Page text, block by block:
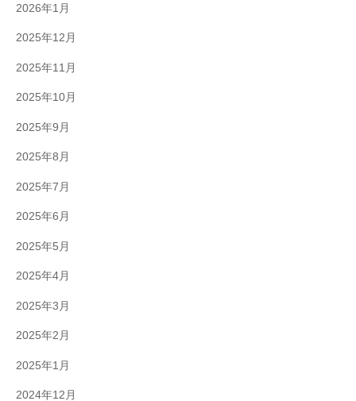
2026年1月
2025年12月
2025年11月
2025年10月
2025年9月
2025年8月
2025年7月
2025年6月
2025年5月
2025年4月
2025年3月
2025年2月
2025年1月
2024年12月